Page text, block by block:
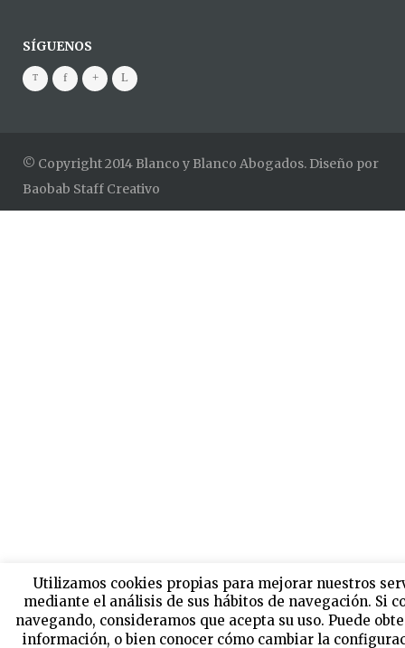
SÍGUENOS
© Copyright 2014 Blanco y Blanco Abogados. Diseño por
Baobab Staff Creativo
Utilizamos cookies propias para mejorar nuestros
mediante el análisis de sus hábitos de navegación. Si
navegando, consideramos que acepta su uso. Puede
información, o bien conocer cómo cambiar la